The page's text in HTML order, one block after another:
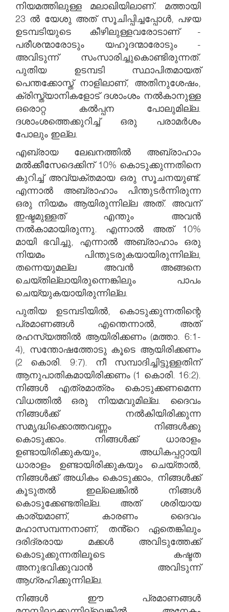
നിയമത്തിലുള്ള മലാഖിയിലാണ്. മത്തായി
23 ൽ യേശു അത് സൂചിപ്പിച്ചപ്പോൾ, പഴയ
ഉടമ്പടിയുടെ കീഴിലുള്ളവരോടാണ് -
പരീശന്മാരോടും യഹൂദന്മാരോടും -
അവിടുന്ന് സംസാരിച്ചുകൊണ്ടിരുന്നത്.
പുതിയ ഉടമ്പടി സ്ഥാപിതമായത്
പെന്തക്കോസ്ത് നാളിലാണ്, അതിനുശേഷം,
ക്രിസ്ത്യാനികളോട് ദശാംശം നൽകാനുള്ള
ഒരൊറ്റ കൽപ്പന പോലുമില്ല.
ദശാംശത്തെക്കുറിച്ച് ഒരു പരാമർശം
പോലും ഇല്ല.
എബ്രായ ലേഖനത്തിൽ അബ്രാഹാം
മൽക്കീസേദെക്കിന് 10% കൊടുക്കുന്നതിനെ
കുറിച്ച് അവ്യക്തമായ ഒരു സൂചനയുണ്ട്.
എന്നാൽ അബ്രാഹാം പിന്തുടർന്നിരുന്ന
ഒരു നിയമം ആയിരുന്നില്ല അത്. അവന്
ഇഷ്ടമുള്ളത് എന്തും അവൻ
നൽകാമായിരുന്നു. എന്നാൽ അത് 10%
മായി ഭവിച്ചു, എന്നാൽ അബ്രാഹാം ഒരു
നിയമം പിന്തുടരുകയായിരുന്നില്ല,
തന്നെയുമല്ല അവൻ അങ്ങനെ
ചെയ്തില്ലായിരുന്നെങ്കിലും പാപം
ചെയ്യുകയായിരുന്നില്ല.
പുതിയ ഉടമ്പടിയിൽ, കൊടുക്കുന്നതിന്റെ
പ്രമാണങ്ങൾ എന്തെന്നാൽ, അത്
രഹസ്യത്തിൽ ആയിരിക്കണം (മത്താ. 6:1-
4), സന്തോഷത്തോടു കൂടെ ആയിരിക്കണം
(2 കൊരി. 9:7). നീ സമ്പാദിച്ചിട്ടുള്ളതിന്
ആനുപാതികമായിരിക്കണം (1 കൊരി. 16:2).
നിങ്ങൾ എത്രമാത്രം കൊടുക്കണമെന്ന
വിധത്തിൽ ഒരു നിയമവുമില്ല. ദൈവം
നിങ്ങൾക്ക് നൽകിയിരിക്കുന്ന
സമൃദ്ധിക്കൊത്തവണ്ണം നിങ്ങൾക്കു
കൊടുക്കാം. നിങ്ങൾക്ക് ധാരാളം
ഉണ്ടായിരിക്കുകയും, അധികപ്പറ്റായി
ധാരാളം ഉണ്ടായിരിക്കുകയും ചെയ്താൽ,
നിങ്ങൾക്ക് അധികം കൊടുക്കാം, നിങ്ങൾക്ക്
കൂടുതൽ ഇല്ലെങ്കിൽ നിങ്ങൾ
കൊടുക്കേണ്ടതില്ല. അത് ശരിയായ
കാര്യമാണ്, കാരണം ദൈവം
മഹാസമ്പന്നനാണ്, തൻ്റെ ഏതെങ്കിലും
ദരിദ്രരായ മക്കൾ അവിടുത്തേക്ക്
കൊടുക്കുന്നതിലൂടെ കഷ്ടത
അനുഭവിക്കുവാൻ അവിടുന്ന്
ആഗ്രഹിക്കുന്നില്ല.
നിങ്ങൾ ഈ പ്രമാണങ്ങൾ